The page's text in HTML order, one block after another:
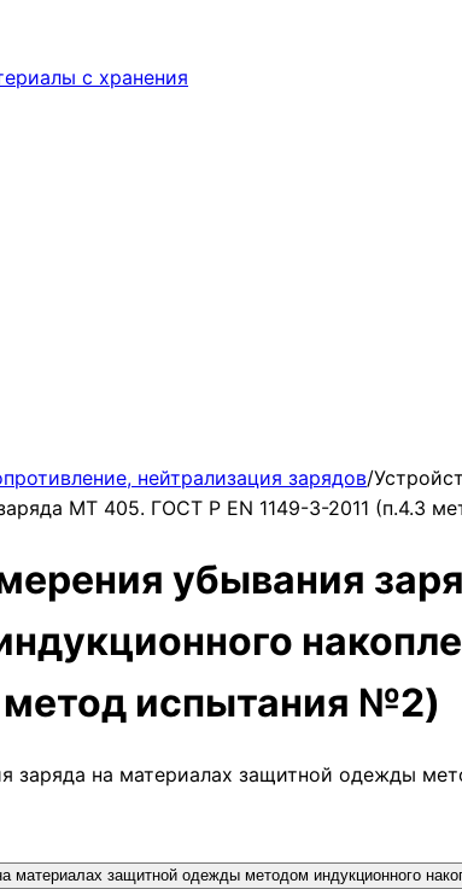
с хранения
нейтрализация зарядов/
МТ 405. ГОСТ Р EN 1149-3-2011 (п.4.3
убывания
испытания №2)